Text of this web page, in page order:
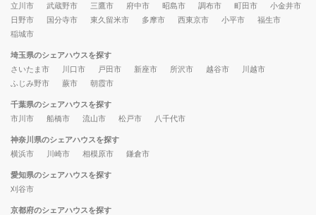
立川市
武蔵野市 三鷹市 府中市 昭島市 調布市 町田市
小金井市
日野市
国分寺市 東久留米市 多摩市 西東京市 小平市
福生市
稲城市
埼玉県のシェアハウスを探す
さいたま市
川口市 戸田市 新座市 所沢市 越谷市
川越市
ふじみ野市
蕨市 朝霞市
千葉県のシェアハウスを探す
市川市
船橋市 流山市 松戸市 八千代市
神奈川県のシェアハウスを探す
横浜市
川崎市 相模原市 鎌倉市
愛知県のシェアハウスを探す
刈谷市
京都府のシェアハウスを探す